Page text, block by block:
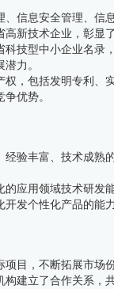
、信息安全管理、信
高新技术企业，彰显
科技型中小企业名录
力。
权，包括发明专利
优势。
经验丰富、技术成
的应用领域技术研
发个性化产品的能
项目，不断拓展市场
构建立了合作关系，